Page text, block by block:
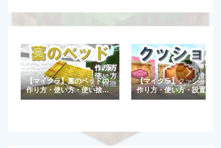
【マイクラ】藁のベッドの
作り方・使い方・使い捨て
など特徴を解説！【統合
【マイクラ】クッションの
作り方・使い方・設置方法
や高さ調整一覧など特徴を